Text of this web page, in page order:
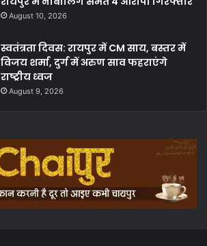
August 10, 2026
स्वतंत्रता दिवस: रायपुर में CM साय, बस्तर में
विजय शर्मा, दुर्ग में अरुण साव फहराएंगे
राष्ट्रीय ध्वज
August 9, 2026